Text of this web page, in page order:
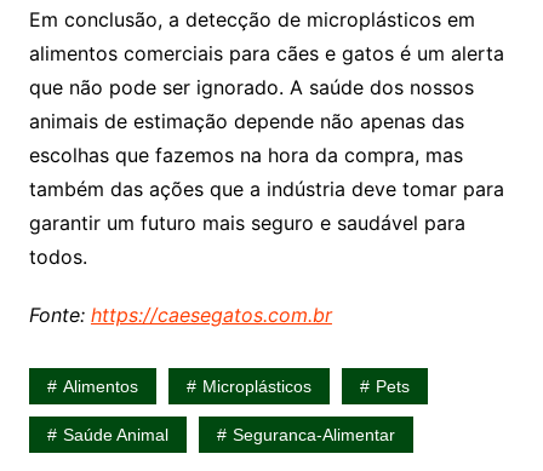
Em conclusão, a detecção de microplásticos em
alimentos comerciais para cães e gatos é um alerta
que não pode ser ignorado. A saúde dos nossos
animais de estimação depende não apenas das
escolhas que fazemos na hora da compra, mas
também das ações que a indústria deve tomar para
garantir um futuro mais seguro e saudável para
todos.
Fonte: https://caesegatos.com.br
Alimentos Microplásticos Pets
Saúde Animal Seguranca-Alimentar